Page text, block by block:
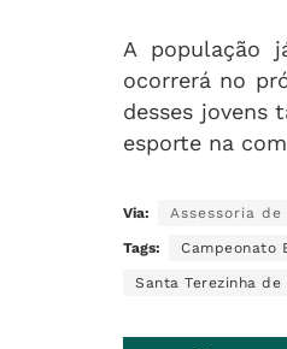
A população
ocorrerá no
desses jovens
esporte na
Via: Assessoria de
Tags: Campeonato
Santa Terezinha